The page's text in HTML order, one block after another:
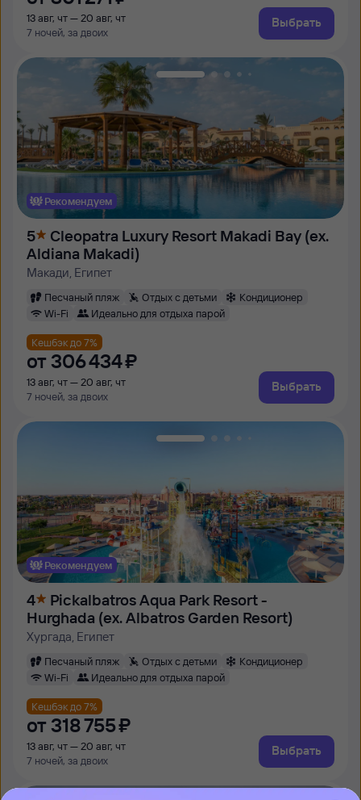
13 авг, чт — 20 авг, чт
7 ночей, за двоих
Выбрать
Рекомендуем
5
Cleopatra Luxury Resort Makadi Bay (ex.
Aldiana Makadi)
Макади, Египет
Песчаный пляж Отдых с детьми
Кондиционер
Wi-Fi
Идеально для отдыха парой
Кешбэк до 7%
от 306 ⁠434 ⁠₽
13 авг, чт — 20 авг, чт
7 ночей, за двоих
Выбрать
Рекомендуем
4
Pickalbatros Aqua Park Resort -
Hurghada (ex. Albatros Garden Resort)
Хургада, Египет
Песчаный пляж Отдых с детьми
Кондиционер
Wi-Fi
Идеально для отдыха парой
Кешбэк до 7%
от 318 ⁠755 ⁠₽
13 авг, чт — 20 авг, чт
7 ночей, за двоих
Выбрать